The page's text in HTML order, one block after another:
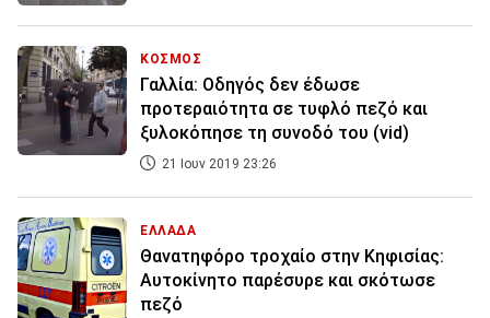
ΚΟΣΜΟΣ
Γαλλία: Οδηγός δεν έδωσε
προτεραιότητα σε τυφλό πεζό και
ξυλοκόπησε τη συνοδό του (vid)
21 Ιουν 2019 23:26
ΕΛΛΑΔΑ
Θανατηφόρο τροχαίο στην Κηφισίας:
Αυτοκίνητο παρέσυρε και σκότωσε
πεζό